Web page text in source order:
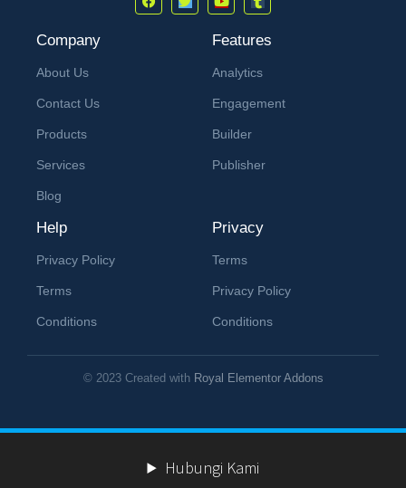
Company
About Us
Contact Us
Products
Services
Blog
Features
Analytics
Engagement
Builder
Publisher
Help
Privacy Policy
Terms
Conditions
Privacy
Terms
Privacy Policy
Conditions
© 2023 Created with Royal Elementor Addons
Hubungi Kami